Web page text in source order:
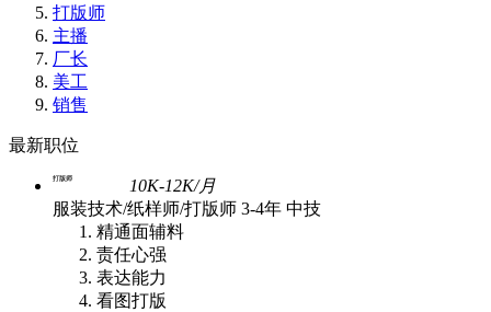
打版师
主播
厂长
美工
销售
最新职位
打版师
10K-12K/月
服装技术/纸样师/打版师 3-4年 中技
精通面辅料
责任心强
表达能力
看图打版